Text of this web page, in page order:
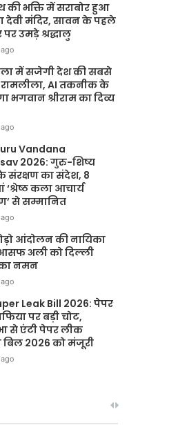
की भक्ति में सराबोर हुआ
देवी मंदिर, सावन के पहले
पर उमड़े श्रद्धालु
में सजेगी देश की सबसे
AI तकनीक के
भगवान श्रीराम का दिव्य
Vandana
2026: गुरु-शिष्य
संरक्षण का संदेश, 8
‘श्रेष्ठ कला आचार्य
से सम्मानित
आंदोलन की नायिका
अली को दिल्ली
नमन
Leak Bill 2026: पेपर
पर बड़ी चोट,
से एंटी पेपर लीक
2026 को मंजूरी